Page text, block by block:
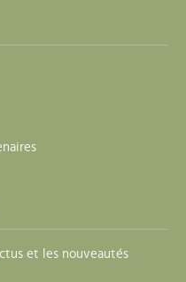
et les nouveautés